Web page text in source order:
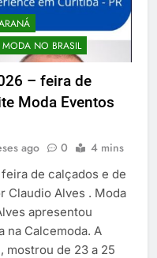
MODA NO BRASIL
– feira de
Moda Eventos
ago 0 4 mins
de calçados e de
Claudio Alves . Moda
apresentou
na Calcemoda. A
mostrou de 23 a 25